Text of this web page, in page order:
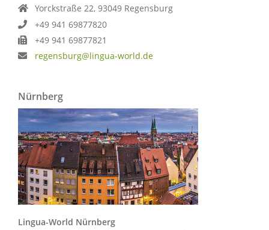
Yorckstraße 22, 93049 Regensburg
+49 941 69877820
+49 941 69877821
regensburg@lingua-world.de
Lingua-World Nürnberg
Nürnberg